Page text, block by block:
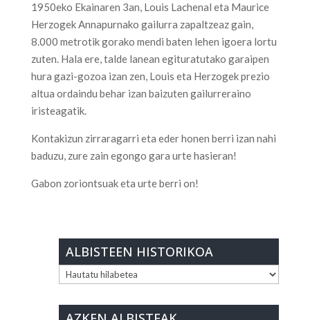
1950eko Ekainaren 3an, Louis Lachenal eta Maurice
Herzogek Annapurnako gailurra zapaltzeaz gain,
8.000 metrotik gorako mendi baten lehen igoera lortu
zuten. Hala ere, talde lanean egituratutako garaipen
hura gazi-gozoa izan zen, Louis eta Herzogek prezio
altua ordaindu behar izan baizuten gailurreraino
iristeagatik.
Kontakizun zirraragarri eta eder honen berri izan nahi
baduzu, zure zain egongo gara urte hasieran!
Gabon zoriontsuak eta urte berri on!
ALBISTEEN HISTORIKOA
ALBISTEEN